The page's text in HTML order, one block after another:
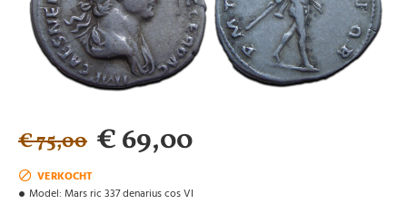
VERKOCHT
Model: Mars ric 337 denarius cos VI
€ 69,00
€ 75,00